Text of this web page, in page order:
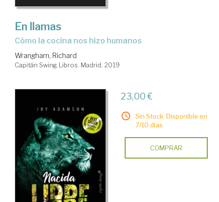
En llamas
cómo la cocina nos hizo humanos
Wrangham, Richard
Capitán Swing Libros. Madrid, 2019
23,00 €
Sin Stock. Disponible en
7/10 días.
COMPRAR